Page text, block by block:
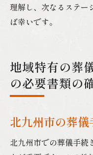
理解し、次なるステー
ば幸いです。
地域特有の葬
の必要書類の
北九州市の葬
北九州市での葬儀手続